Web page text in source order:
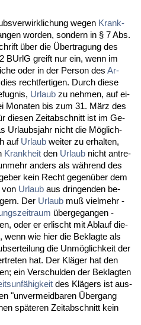
we­gen Krank­
wor­den, son­dern in § 7 Abs.
über die Über­tra­gung des
BUrlG greift nur ein, wenn im
oder in der Per­son des Ar­
recht­fer­ti­gen. Durch die­se
Ur­laub zu neh­men, auf ei­
Mo­na­ten bis zum 31. März des
die­sen Zeit­ab­schnitt ist im Ge­
Ur­laubs­jahr nicht die Möglich­
auf Ur­laub wei­ter zu er­hal­ten,
Krank­heit den Ur­laub nicht an­tre­
an­ders als während des
kein Recht ge­genüber dem
von Ur­laub aus drin­gen­den be­
Der Ur­laub muß viel­mehr -
über­ge­gan­gen -
oder er er­lischt mit Ab­lauf die­
wie hier die Be­klag­te als
die Unmöglich­keit der
hat. Der Kläger hat den
ein Ver­schul­den der Be­klag­ten
des Klägers ist aus­
"un­ver­meid­ba­ren Über­gang
späte­ren Zeit­ab­schnitt kein